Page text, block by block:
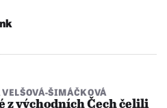
ŠIMÁČKOVÁ
z východních Čech čelili